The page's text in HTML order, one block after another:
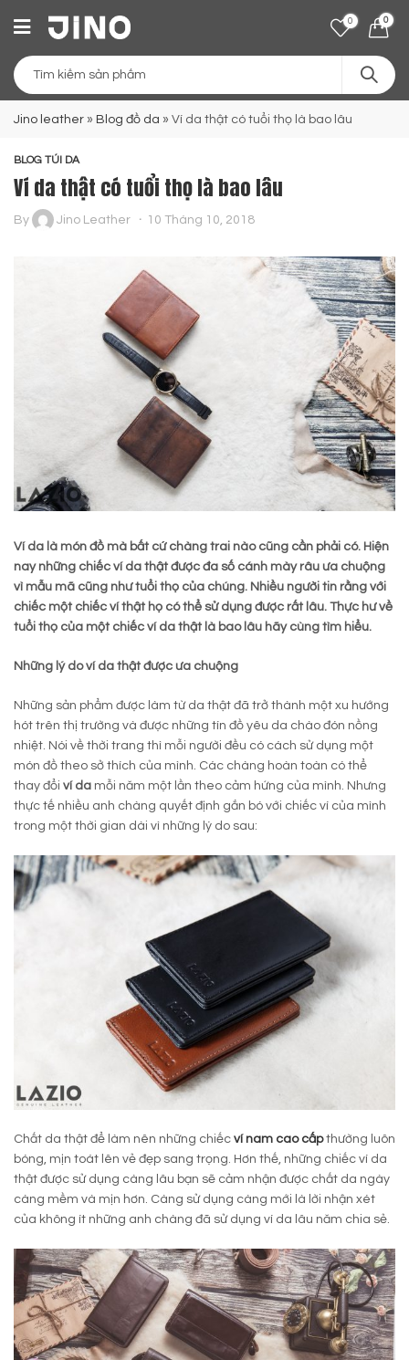
0 0
Jino leather » Blog đồ da » Ví da thật có tuổi thọ là bao lâu
BLOG TÚI DA
Ví da thật có tuổi thọ là bao lâu
By Jino Leather 10 Tháng 10, 2018
Ví da là món đồ mà bất cứ chàng trai nào cũng cần phải có. Hiện
nay những chiếc ví da thật được đa số cánh mày râu ưa chuộng
vì mẫu mã cũng như tuổi thọ của chúng. Nhiều người tin rằng với
chiếc một chiếc ví thật họ có thể sử dụng được rất lâu. Thực hư về
tuổi thọ của một chiếc ví da thật là bao lâu hãy cùng tìm hiểu.
Những lý do ví da thật được ưa chuộng
Những sản phẩm được làm từ da thật đã trở thành một xu hướng
hót trên thị trường và được những tín đồ yêu da chào đón nồng
nhiệt. Nói về thời trang thì mỗi người đều có cách sử dụng một
món đồ theo sở thích của mình. Các chàng hoàn toàn có thể
thay đổi ví da mỗi năm một lần theo cảm hứng của mình. Nhưng
thực tế nhiều anh chàng quyết định gắn bó với chiếc ví của mình
trong một thời gian dài vì những lý do sau:
Chất da thật để làm nên những chiếc ví nam cao cấp thường luôn
bóng, mịn toát lên vẻ đẹp sang trọng. Hơn thế, những chiếc ví da
thật được sử dụng càng lâu bạn sẽ cảm nhận được chất da ngày
càng mềm và mịn hơn. Càng sử dụng càng mới là lời nhận xét
của không ít những anh chàng đã sử dụng ví da lâu năm chia sẻ.